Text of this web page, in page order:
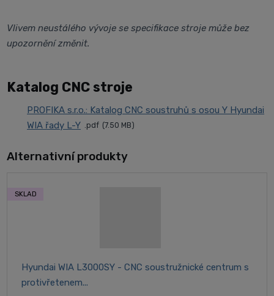
Vlivem neustálého vývoje se specifikace stroje může bez
upozornění změnit.
Katalog CNC stroje
PROFIKA s.r.o.: Katalog CNC soustruhů s osou Y Hyundai
WIA řady L-Y
pdf 7.50 MB
Alternativní produkty
Hyundai WIA L3000SY - CNC soustružnické centrum s
protivřetenem...
SKLAD